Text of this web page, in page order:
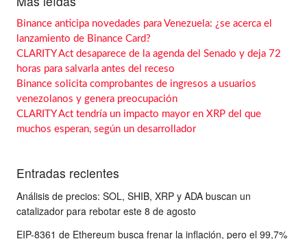
Binance anticipa novedades para Venezuela: ¿se acerca el
lanzamiento de Binance Card?
CLARITY Act desaparece de la agenda del Senado y deja 72
horas para salvarla antes del receso
Binance solicita comprobantes de ingresos a usuarios
venezolanos y genera preocupación
CLARITY Act tendría un impacto mayor en XRP del que
muchos esperan, según un desarrollador
Entradas recientes
Análisis de precios: SOL, SHIB, XRP y ADA buscan un
catalizador para rebotar este 8 de agosto
EIP-8361 de Ethereum busca frenar la inflación, pero el 99,7%